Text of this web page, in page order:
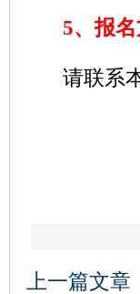
5、报
请联系
上一篇文章